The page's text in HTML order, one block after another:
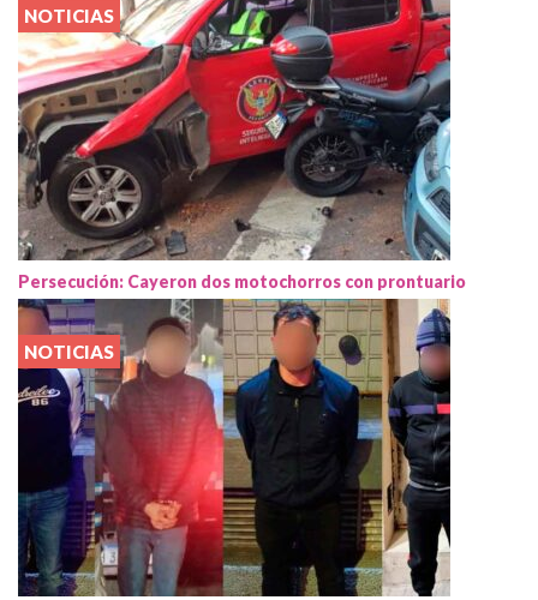
NOTICIAS
Persecución: Cayeron dos motochorros con prontuario
NOTICIAS